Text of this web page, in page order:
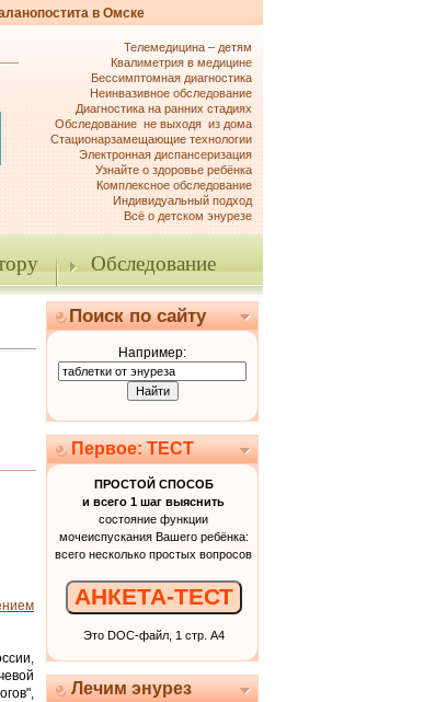
в Омске
Телемедицина – детям
Квалиметрия в медицине
Бессимптомная диагностика
Неинвазивное обследование
Диагностика на ранних стадиях
Обследование не выходя из дома
Стационарзамещающие технологии
Электронная диспансеризация
Узнайте о здоровье ребёнка
Комплексное обследование
Индивидуальный подход
Всё о детском энурезе
Обследование
Поиск по сайту
Например:
Первое: ТЕСТ
ПРОСТОЙ СПОСОБ
и всего 1 шаг выяснить
состояние функции
мочеиспускания Вашего ребёнка:
всего несколько простых вопросов
АНКЕТА-ТЕСТ
Это DOC-файл, 1 стр. А4
Лечим энурез